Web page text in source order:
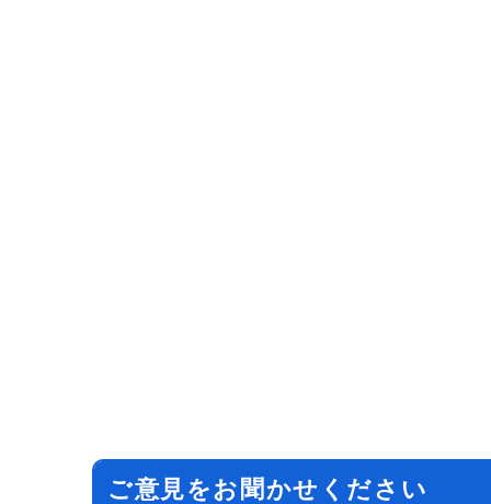
ご意見をお聞かせください